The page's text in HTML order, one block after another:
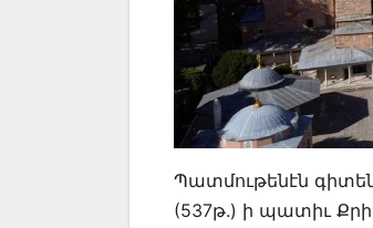
Պատմութենէն
(537թ.) ի պատիւ